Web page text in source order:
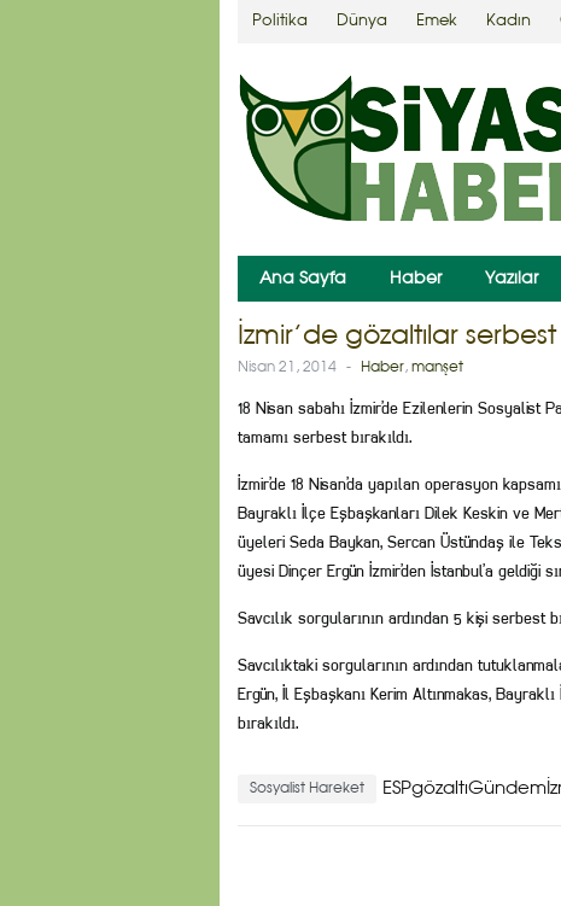
Politika Dünya Emek Kadın
Ana Sayfa Haber Yazılar
İzmir’de gözaltılar serbest
Nisan 21, 2014 - Haber, manşet
18 Nisan sabahı İzmir’de Ezilenlerin Sosyalist
tamamı serbest bırakıldı.
İzmir’de 18 Nisan’da yapılan operasyon
Bayraklı İlçe Eşbaşkanları Dilek Keskin ve
üyeleri Seda Baykan, Sercan Üstündaş ile
üyesi Dinçer Ergün İzmir’den İstanbul’a geldiği
Savcılık sorgularının ardından 5 kişi serbest
Savcılıktaki sorgularının ardından
Ergün, İl Eşbaşkanı Kerim Altınmakas,
bırakıldı.
Sosyalist Hareket